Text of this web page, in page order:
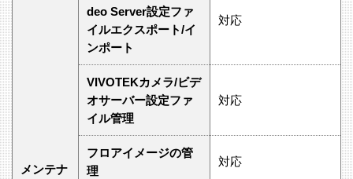
メンテナ
deo Server設定ファ
イルエクスポート/イ
ンポート
対応
VIVOTEKカメラ/ビデ
オサーバー設定ファ
イル管理
対応
フロアイメージの管
理
対応